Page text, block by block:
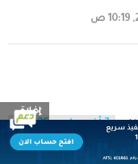
التحليل الأسبوعي وأهم فرص التداول من 3 إلى 7 أغسطس
إغلاق